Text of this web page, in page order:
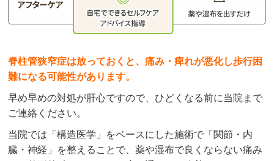
脊柱管狭窄症は放っておくと、痛み・痺れが悪化し歩行困
難になる可能性があります。
早め早めの対処が肝心ですので、ひどくなる前に当院まで
ご連絡ください。
当院では「構造医学」をベースにした施術で「関節・内
臓・神経」を整えることで、薬や湿布で良くならない痛み